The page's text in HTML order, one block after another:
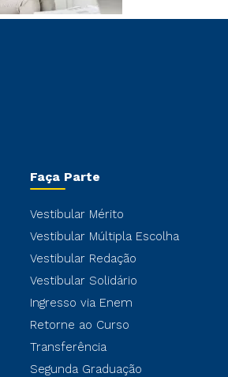
Faça Parte
Vestibular Mérito
Vestibular Múltipla Escolha
Vestibular Redação
Vestibular Solidário
Ingresso via Enem
Retorne ao Curso
Transferência
Segunda Graduação